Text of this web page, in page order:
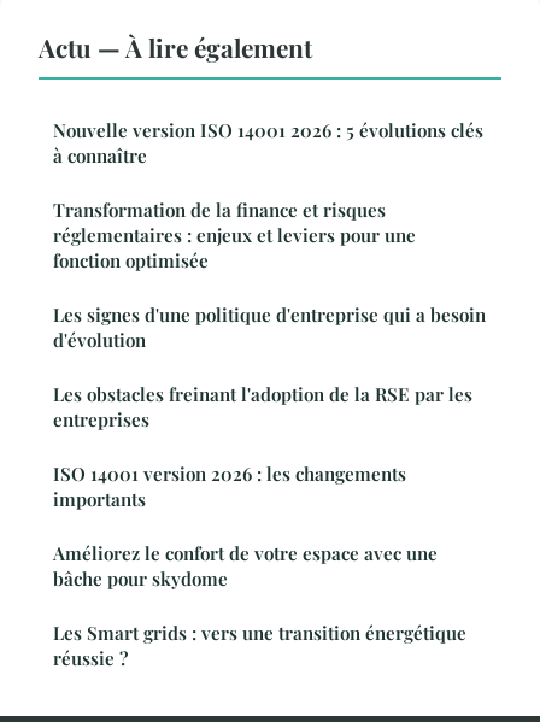
Actu — À lire également
Nouvelle version ISO 14001 2026 : 5 évolutions clés
à connaître
Transformation de la finance et risques
réglementaires : enjeux et leviers pour une
fonction optimisée
Les signes d'une politique d'entreprise qui a besoin
d'évolution
Les obstacles freinant l'adoption de la RSE par les
entreprises
ISO 14001 version 2026 : les changements
importants
Améliorez le confort de votre espace avec une
bâche pour skydome
Les Smart grids : vers une transition énergétique
réussie ?